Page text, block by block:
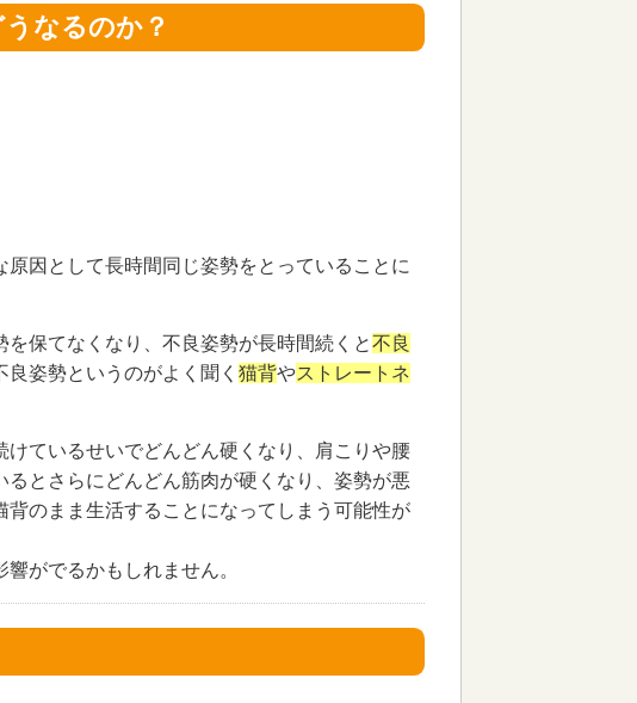
なるのか？
因として長時間同じ姿勢をとっていることに
保てなくなり、不良姿勢が長時間続くと不良
良姿勢というのがよく聞く 猫背やストレートネ
ているせいでどんどん硬くなり、肩こりや腰
とさらにどんどん筋肉が硬くなり、姿勢が悪
のまま生活することになってしまう可能性が
がでるかもしれません。